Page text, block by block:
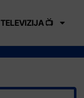
TELEVIZIJA 📺